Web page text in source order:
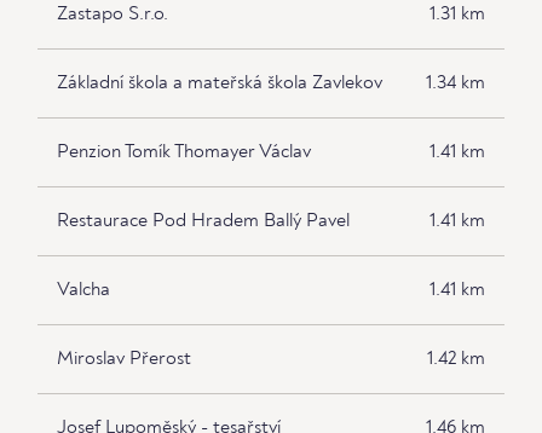
Zastapo S.r.o. 1.31 km
Základní škola a mateřská škola Zavlekov 1.34 km
Penzion Tomík Thomayer Václav 1.41 km
Restaurace Pod Hradem Ballý Pavel 1.41 km
Valcha 1.41 km
Miroslav Přerost 1.42 km
Josef Lupoměský - tesařství 1.46 km